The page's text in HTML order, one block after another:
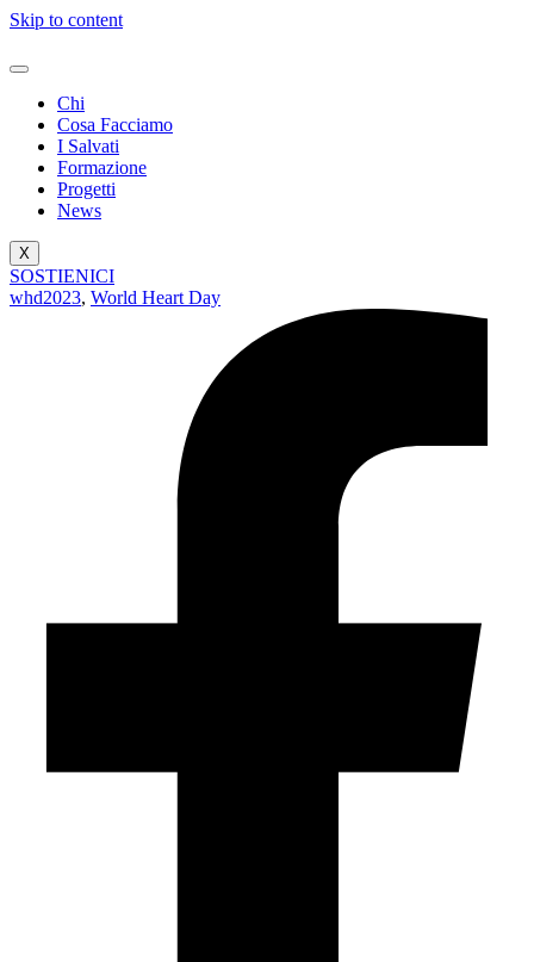
Skip to content
Chi
Cosa Facciamo
I Salvati
Formazione
Progetti
News
X
SOSTIENICI
whd2023, World Heart Day